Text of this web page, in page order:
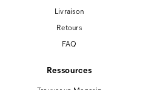
Livraison
Retours
FAQ
Ressources